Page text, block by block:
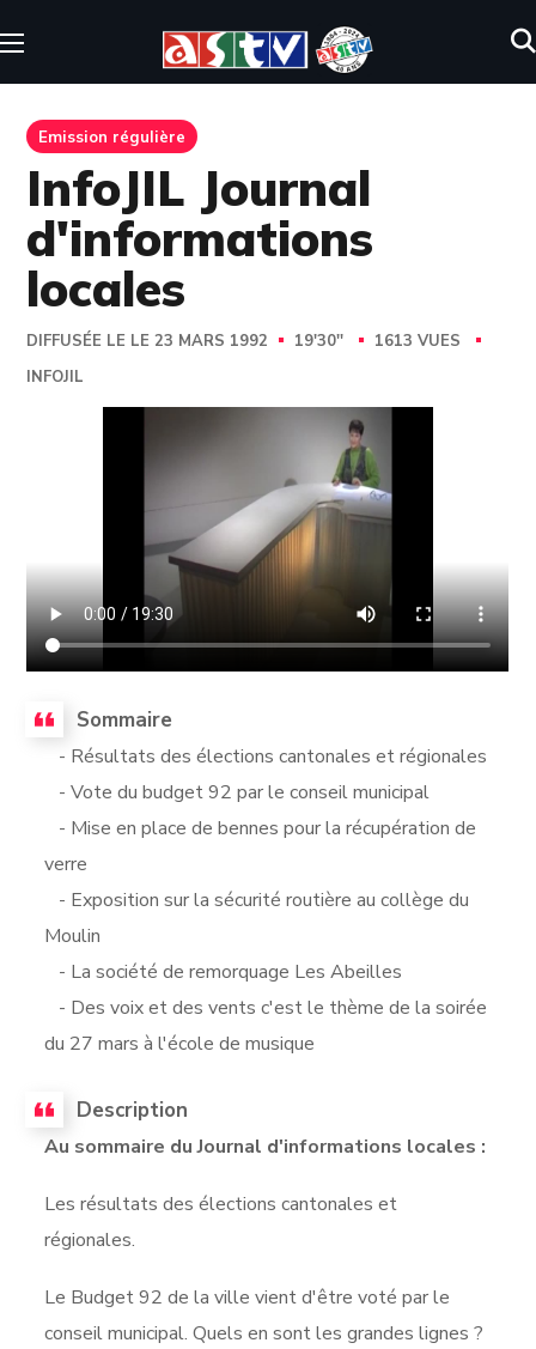
Emission régulière
InfoJIL Journal
d'informations
locales
DIFFUSÉE LE LE 23 MARS 1992 19'30''
1613 VUES
INFOJIL
Sommaire
- Résultats des élections cantonales et régionales
- Vote du budget 92 par le conseil municipal
- Mise en place de bennes pour la récupération de
verre
- Exposition sur la sécurité routière au collège du
Moulin
- La société de remorquage Les Abeilles
- Des voix et des vents c'est le thème de la soirée
du 27 mars à l'école de musique
Description
Au sommaire du Journal d'informations locales :
Les résultats des élections cantonales et
régionales.
Le Budget 92 de la ville vient d'être voté par le
conseil municipal. Quels en sont les grandes lignes ?